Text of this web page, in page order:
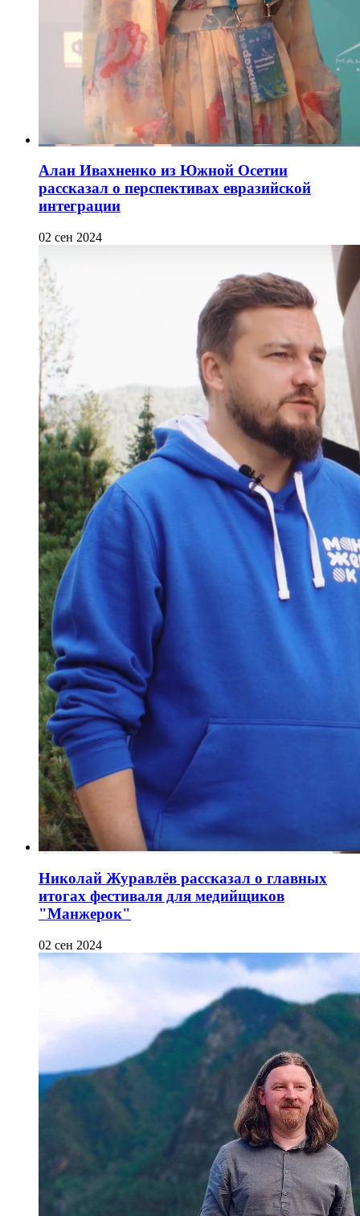
Алан Ивахненко из Южной Осетии
рассказал о перспективах евразийской
интеграции
02 сен 2024
Николай Журавлёв рассказал о главных
итогах фестиваля для медийщиков
"Манжерок"
02 сен 2024